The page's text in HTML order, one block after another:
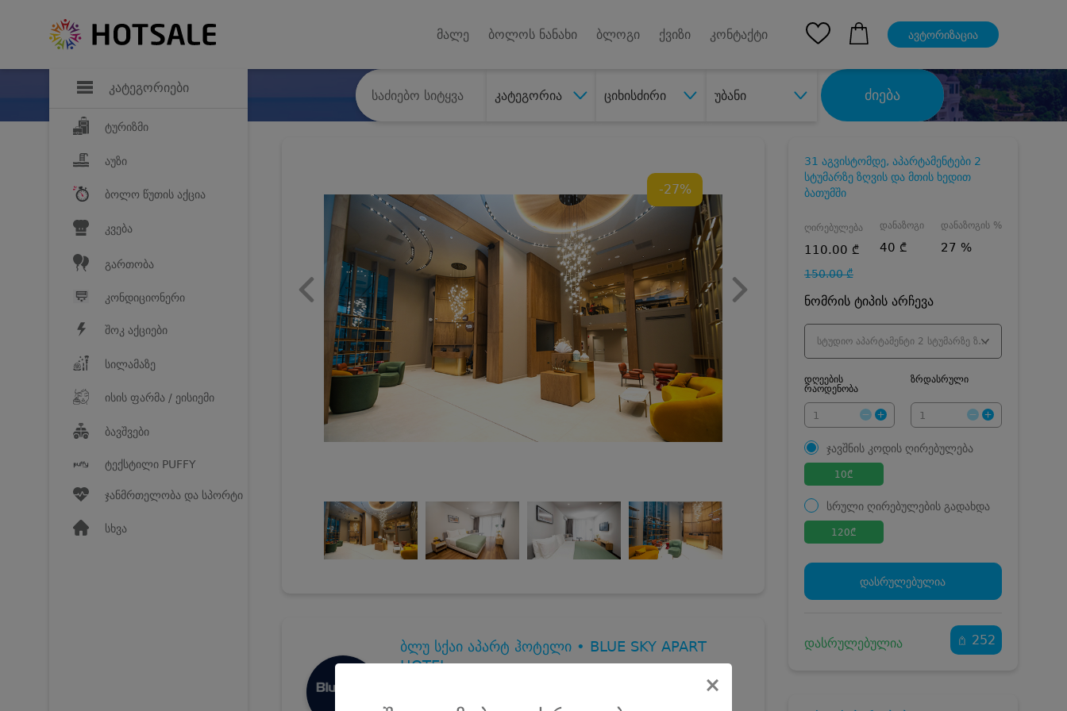
კატეგორიები
ტურიზმი
აუზი
ბოლო წუთის აქცია
კვება
გართობა
კონდიციონერი
შოკ აქციები
სილამაზე
ისის ფარმა / ეისიემი
ბავშვები
ტექსტილი PUFFY
ჯანმრთელობა და სპორტი
სხვა
მალე ბოლოს ნანახი ბლოგი ქვიზი კონტაქტი ავტორიზაცია
კატეგორია ციხისძირი უბანი ძიება
×
-27%
ბლუ სქაი აპარტ ჰოტელი • BLUE SKY APART
HOTEL
31 აგვისტომდე, აპარტამენტები 2 სტუმარზე ზღვის და მთის
31 აგვისტომდე, აპარტამენტები 2
სტუმარზე ზღვის და მთის ხედით
ბათუმში
ღირებულება
110.00 ₾
150.00 ₾
დანაზოგი
40 ₾
დანაზოგის %
27 %
ნომრის ტიპის არჩევა
სტუდიო აპარტამენტი 2 სტუმარზე ზღვის ხედით - ივლისი/აგვისტო
დღეების
რაოდენობა
ზრდასრული
ჯავშნის კოდის ღირებულება
10₾
სრული ღირებულების გადახდა
120₾
ჯავშნის კოდი
10 ₾
დამატებითი საწოლი
კვება
0 ₾
110 ₾
დასრულებულია
დასრულებულია 252